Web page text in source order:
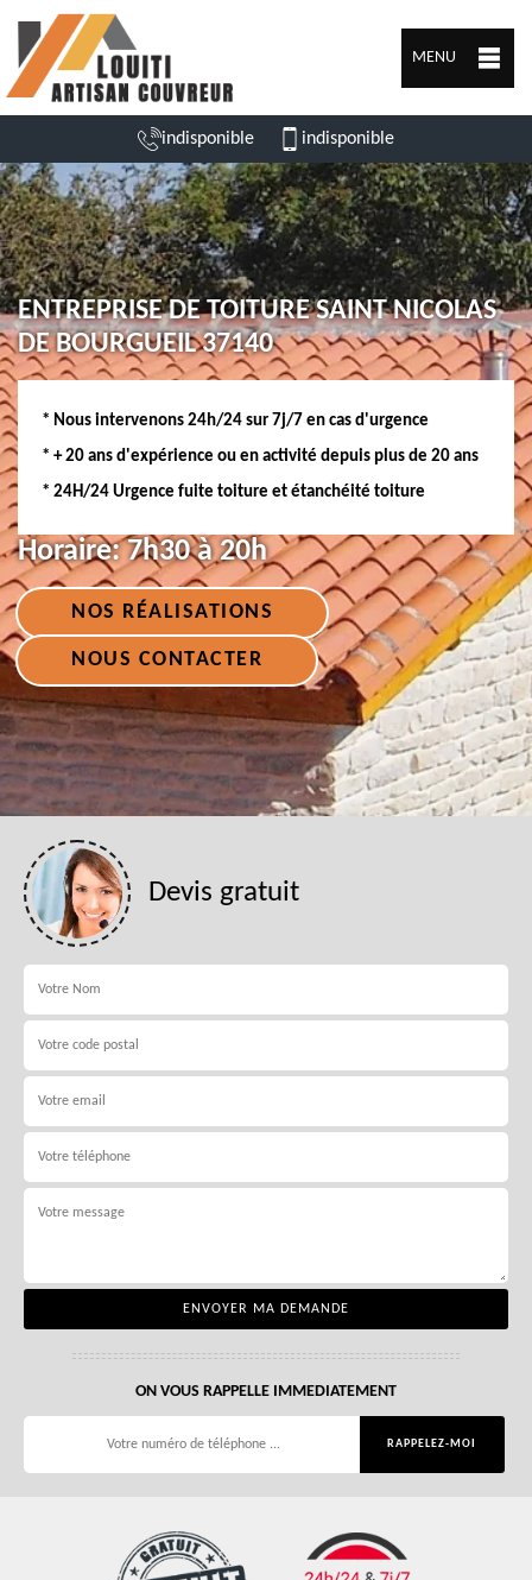
MENU
indisponible indisponible
ENTREPRISE DE TOITURE SAINT NICOLAS
DE BOURGUEIL 37140
* Nous intervenons 24h/24 sur 7j/7 en cas d'urgence
* + 20 ans d'expérience ou en activité depuis plus de 20 ans
* 24H/24 Urgence fuite toiture et étanchéité toiture
Horaire:7h30 à 20h
NOS RÉALISATIONS
NOUS CONTACTER
Devis gratuit
ON VOUS RAPPELLE IMMEDIATEMENT